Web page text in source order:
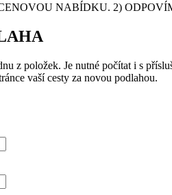
NABÍDKU. 2)
z položek. Je nutné počítat i s
vaší cesty za novou podlahou.